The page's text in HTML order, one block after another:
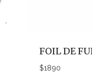
FOIL DE
$1890